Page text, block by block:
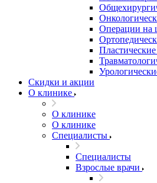
Операции на
Скидки и акции
О клинике
О клинике
О клинике
Специалисты
Специалисты
Взрослые врачи